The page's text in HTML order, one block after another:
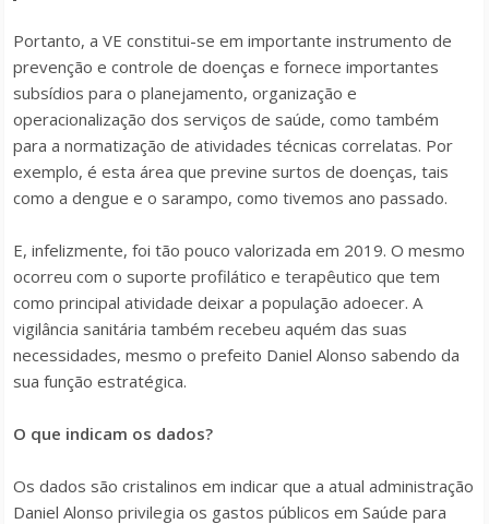
Portanto, a VE constitui-se em importante instrumento de
prevenção e controle de doenças e fornece importantes
subsídios para o planejamento, organização e
operacionalização dos serviços de saúde, como também
para a normatização de atividades técnicas correlatas. Por
exemplo, é esta área que previne surtos de doenças, tais
como a dengue e o sarampo, como tivemos ano passado.
E, infelizmente, foi tão pouco valorizada em 2019. O mesmo
ocorreu com o suporte profilático e terapêutico que tem
como principal atividade deixar a população adoecer. A
vigilância sanitária também recebeu aquém das suas
necessidades, mesmo o prefeito Daniel Alonso sabendo da
sua função estratégica.
O que indicam os dados?
Os dados são cristalinos em indicar que a atual administração
Daniel Alonso privilegia os gastos públicos em Saúde para